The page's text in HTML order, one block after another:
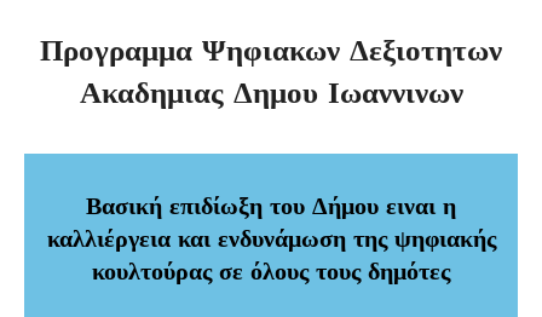
Προγραμμα Ψηφιακων Δεξιοτητων
Ακαδημιας Δημου Ιωαννινων
Βασική επιδίωξη του Δήμου ειναι η
καλλιέργεια και ενδυνάμωση της ψηφιακής
κουλτούρας σε όλους τους δημότες